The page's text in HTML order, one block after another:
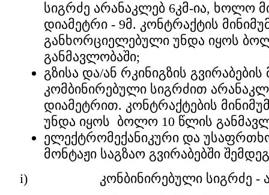
სიგრძე არანაკლებ 6კმ-ია, ხოლო
დიამეტრი - 9მ. კონტრაქტის
განხორციელებული უნდა იყოს
განმავლობაში;
გზისა და/ან რკინიგზის
კომბინირებული სიგრძით
დიამეტრით. კონტრაქტების
უნდა იყოს ბოლო 10 წლის
ელექტრომექანიკური და
მონტაჟი საგზაო გვირაბებში
i) კონბინირებული სიგრძე -